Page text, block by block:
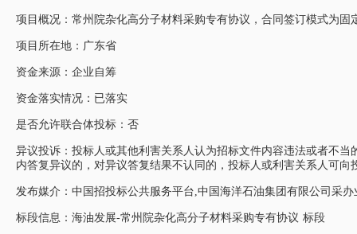
项目概况：常州院杂化高分子材料采购专有协议，合同签订模式为
项目所在地：广东省
资金来源：企业自筹
资金落实情况：已落实
是否允许联合体投标：否
异议投诉：投标人或其他利害关系人认为招标文件内容违法或者不
内答复异议的，对异议答复结果不认同的，投标人或利害关系人可向
发布媒介：中国招投标公共服务平台,中国海洋石油集团有限公司采
标段信息：海油发展-常州院杂化高分子材料采购专有协议 标段